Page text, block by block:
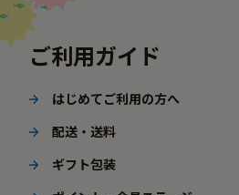
ご利用ガイド
はじめてご利用の方へ
配送・送料
ギフト包装